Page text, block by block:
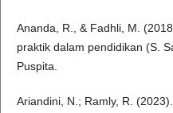
Ananda, R., & Fadhli, M.
praktik dalam pendidikan (S.
Puspita.
Ariandini, N.; Ramly, R.